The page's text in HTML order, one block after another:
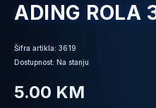
ADING ROLA
Šifra artikla: 3619
Dostupnost: Na stanju
5.00 KM